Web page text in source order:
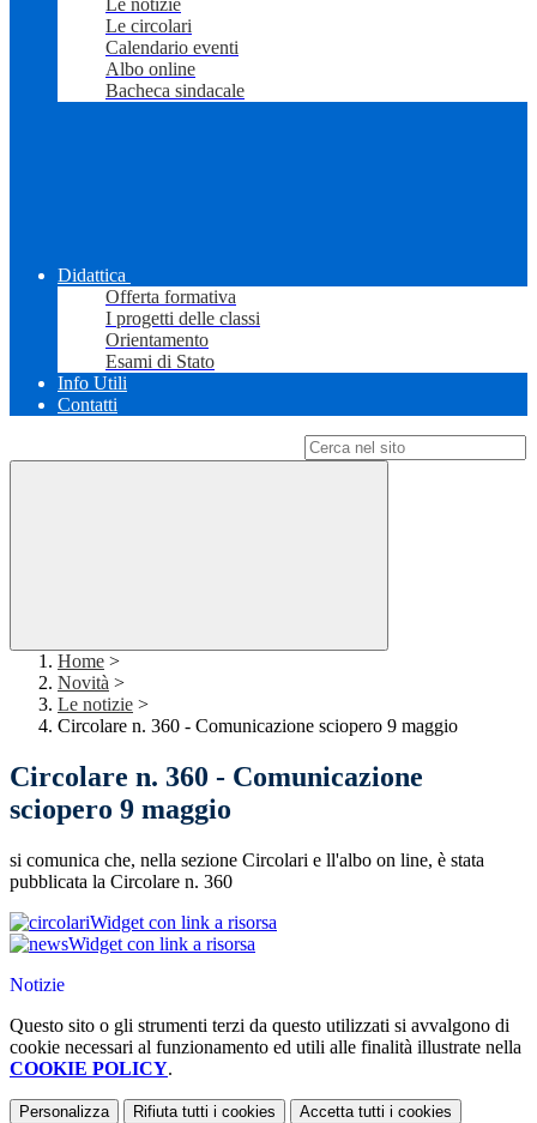
Le notizie
Le circolari
Calendario eventi
Albo online
Bacheca sindacale
Didattica
Offerta formativa
I progetti delle classi
Orientamento
Esami di Stato
Info Utili
Contatti
Home >
Novità >
Le notizie >
Circolare n. 360 - Comunicazione sciopero 9 maggio
Circolare n. 360 - Comunicazione
sciopero 9 maggio
si comunica che, nella sezione Circolari e ll'albo on line, è stata
pubblicata la Circolare n. 360
Widget con link a risorsa
Widget con link a risorsa
Notizie
Questo sito o gli strumenti terzi da questo utilizzati si avvalgono di
cookie necessari al funzionamento ed utili alle finalità illustrate nella
COOKIE POLICY.
Personalizza Rifiuta tutti i cookies Accetta tutti i cookies